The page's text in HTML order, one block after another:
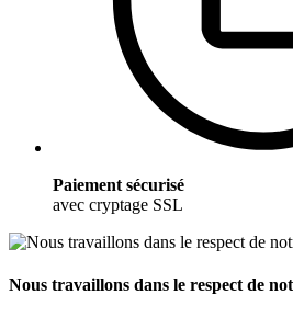
Paiement sécurisé
avec cryptage SSL
Nous travaillons dans le respect de